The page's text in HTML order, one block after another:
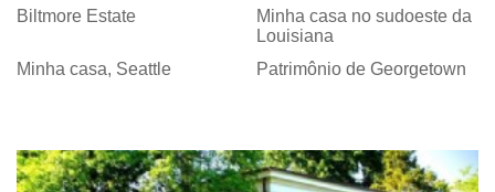
Biltmore Estate
Minha casa no sudoeste da
Louisiana
Minha casa, Seattle
Patrimônio de Georgetown